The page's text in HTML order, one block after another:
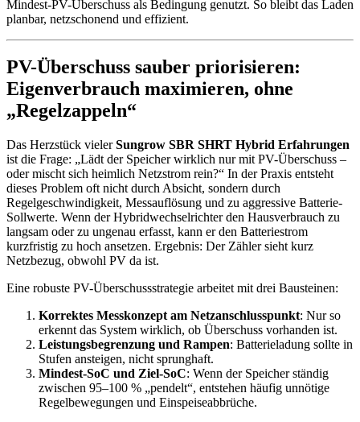
Mindest-PV-Überschuss als Bedingung genutzt. So bleibt das Laden
planbar, netzschonend und effizient.
PV-Überschuss sauber priorisieren:
Eigenverbrauch maximieren, ohne
„Regelzappeln“
Das Herzstück vielerSungrow SBR SHRT Hybrid Erfahrungen
ist die Frage: „Lädt der Speicher wirklich nur mit PV-Überschuss –
oder mischt sich heimlich Netzstrom rein?“ In der Praxis entsteht
dieses Problem oft nicht durch Absicht, sondern durch
Regelgeschwindigkeit, Messauflösung und zu aggressive Batterie-
Sollwerte. Wenn der Hybridwechselrichter den Hausverbrauch zu
langsam oder zu ungenau erfasst, kann er den Batteriestrom
kurzfristig zu hoch ansetzen. Ergebnis: Der Zähler sieht kurz
Netzbezug, obwohl PV da ist.
Eine robuste PV-Überschussstrategie arbeitet mit drei Bausteinen:
Korrektes Messkonzept am Netzanschlusspunkt: Nur so
erkennt das System wirklich, ob Überschuss vorhanden ist.
Leistungsbegrenzung und Rampen: Batterieladung sollte in
Stufen ansteigen, nicht sprunghaft.
Mindest-SoC und Ziel-SoC: Wenn der Speicher ständig
zwischen 95–100 % „pendelt“, entstehen häufig unnötige
Regelbewegungen und Einspeiseabbrüche.